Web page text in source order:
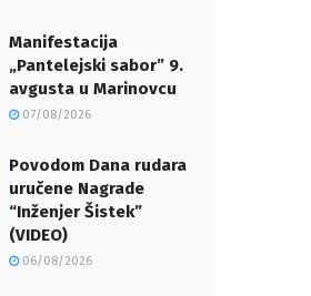
Manifestacija
„Pantelejski sabor” 9.
avgusta u Marinovcu
07/08/2026
Povodom Dana rudara
uručene Nagrade
“Inženjer Šistek”
(VIDEO)
06/08/2026